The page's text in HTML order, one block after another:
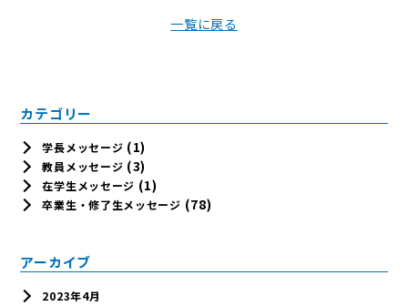
一覧に戻る
カテゴリー
学長メッセージ (1)
教員メッセージ (3)
在学生メッセージ (1)
卒業生・修了生メッセージ (78)
アーカイブ
2023年4月